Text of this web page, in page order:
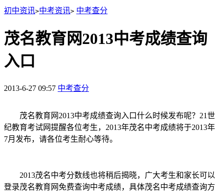
初中资讯>中考资讯> 中考查分
茂名教育网2013中考成绩查询
入口
2013-6-27 09:57 中考查分
茂名教育网2013中考成绩查询入口什么时候发布呢？21世
纪教育考试网提醒各位考生，2013年茂名中考成绩将于2013年
7月发布，请各位考生耐心等待。
2013茂名中考分数线也将稍后揭晓，广大考生和家长可以
登录茂名教育网免费查询中考成绩，具体茂名中考成绩查询方